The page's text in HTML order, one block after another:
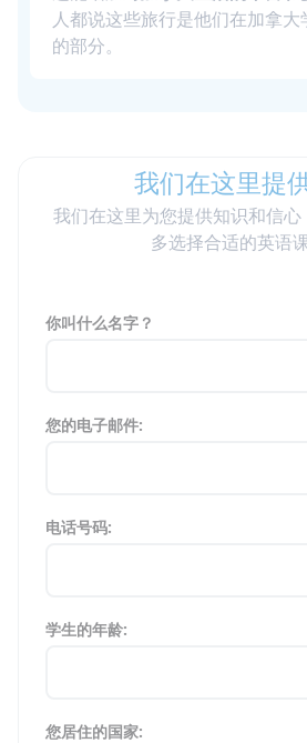
人都说这些旅行是他们在加拿
的部分。
我们在这里提
我们在这里为您提供知识和信
多选择合适的英语课
你叫什么名字？
您的电子邮件:
电话号码:
学生的年龄:
您居住的国家: